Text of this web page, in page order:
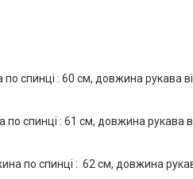
спинці : 60 см, довжина рукава
спинці : 61 см, довжина рукава
по спинці : 62 см, довжина